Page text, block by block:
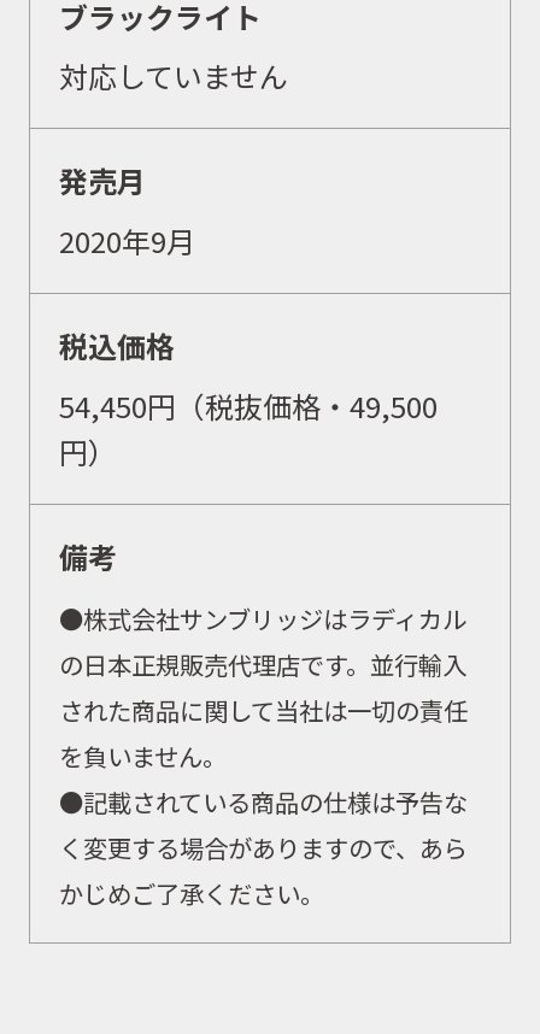
キャンペーン
お問合せ
会社概要
ブラックライト
対応していません
発売月
2020年9月
税込価格
54,450円（税抜価格・49,500
円）
備考
●株式会社サンブリッジはラディカル
の日本正規販売代理店です。並行輸入
された商品に関して当社は一切の責任
を負いません。
●記載されている商品の仕様は予告な
く変更する場合がありますので、あら
かじめご了承ください。